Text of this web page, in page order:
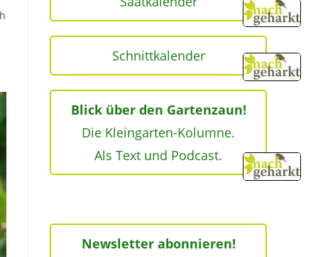
Schnittkalender
Blick über den Gartenzaun!
Die Kleingarten-Kolumne.
Als Text und Podcast.
Newsletter abonnieren!